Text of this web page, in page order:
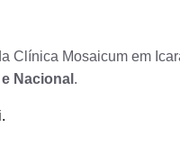
Clínica Mosaicum em
Nacional .